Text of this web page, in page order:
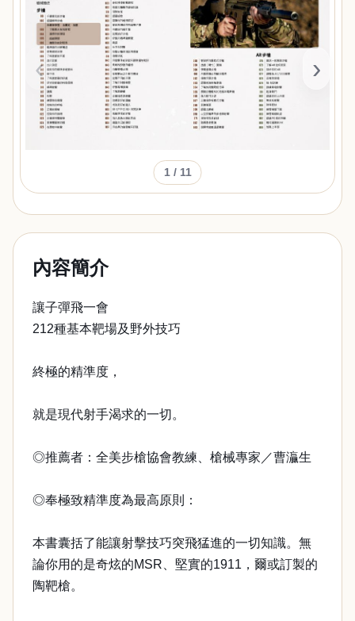
‹ ›
1/ 11
內容簡介
讓子彈飛一會
212種基本靶場及野外技巧
終極的精準度，
就是現代射手渴求的一切。
◎推薦者：全美步槍協會教練、槍械專家／曹灜生
◎奉極致精準度為最高原則：
本書囊括了能讓射擊技巧突飛猛進的一切知識。無
論你用的是奇炫的MSR、堅實的1911，爾或訂製的
陶靶槍。